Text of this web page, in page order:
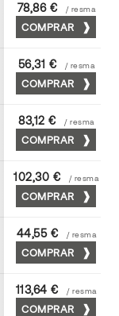
72 x 102
78,86 € / resma
COMPRAR
65 x 90
56,31 € / resma
COMPRAR
70 x 100
83,12 € / resma
COMPRAR
72 x 102
102,30 € / resma
COMPRAR
45 x 64
44,55 € / resma
COMPRAR
72 x 102
113,64 € / resma
COMPRAR